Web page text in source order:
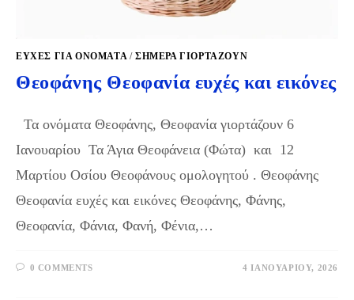
ΕΥΧΈΣ ΓΙΑ ΟΝΌΜΑΤΑ/ΣΉΜΕΡΑ ΓΙΟΡΤΆΖΟΥΝ
Θεοφάνης Θεοφανία ευχές και εικόνες
Τα ονόματα Θεοφάνης, Θεοφανία γιορτάζουν 6
Ιανουαρίου Τα Άγια Θεοφάνεια (Φώτα) και 12
Μαρτίου Οσίου Θεοφάνους ομολογητού . Θεοφάνης
Θεοφανία ευχές και εικόνες Θεοφάνης, Φάνης,
Θεοφανία, Φάνια, Φανή, Φένια,…
0 COMMENTS 4 ΙΑΝΟΥΑΡΊΟΥ, 2026